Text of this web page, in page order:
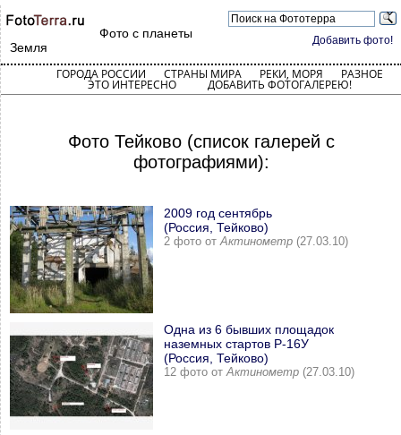
Добавить фото!
Фото с планеты
Земля
ГОРОДА РОССИИ СТРАНЫ МИРА РЕКИ, МОРЯ РАЗНОЕ
ЭТО ИНТЕРЕСНО ДОБАВИТЬ ФОТОГАЛЕРЕЮ!
Фото Тейково (список галерей с
фотографиями):
2009 год сентябрь
(Россия, Тейково)
2 фото отАктинометр (27.03.10)
Одна из 6 бывших площадок
наземных стартов Р-16У
(Россия, Тейково)
12 фото отАктинометр (27.03.10)